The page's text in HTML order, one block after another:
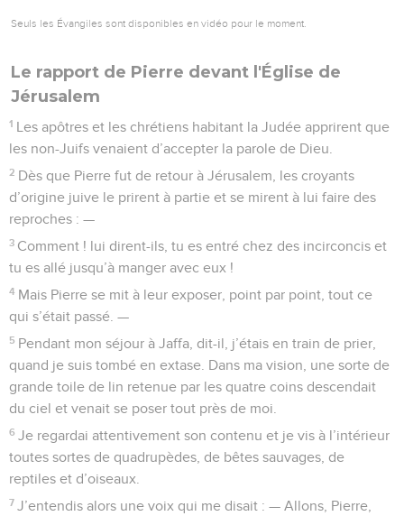
Seuls les Évangiles sont disponibles en vidéo pour le moment.
Le rapport de Pierre devant l'Église de
Jérusalem
1 Les apôtres et les chrétiens habitant la Judée apprirent que
les non-Juifs venaient d’accepter la parole de Dieu.
2 Dès que Pierre fut de retour à Jérusalem, les croyants
d’origine juive le prirent à partie et se mirent à lui faire des
reproches : —
3 Comment ! lui dirent-ils, tu es entré chez des incirconcis et
tu es allé jusqu’à manger avec eux !
4 Mais Pierre se mit à leur exposer, point par point, tout ce
qui s’était passé. —
5 Pendant mon séjour à Jaffa, dit-il, j’étais en train de prier,
quand je suis tombé en extase. Dans ma vision, une sorte de
grande toile de lin retenue par les quatre coins descendait
du ciel et venait se poser tout près de moi.
6 Je regardai attentivement son contenu et je vis à l’intérieur
toutes sortes de quadrupèdes, de bêtes sauvages, de
reptiles et d’oiseaux.
7 J’entendis alors une voix qui me disait : — Allons, Pierre,